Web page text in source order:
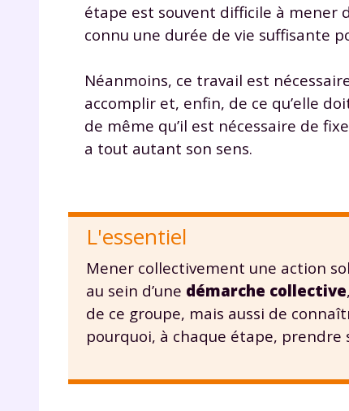
étape est souvent difficile à mener
connu une durée de vie suffisante
Néanmoins, ce travail est
accomplir et, enfin, de ce qu’elle
de même qu’il est nécessaire de
a tout autant son sens.
L'essentiel
Mener collectivement une action
au sein d’une démarche collective
de ce groupe, mais aussi de
pourquoi, à chaque étape,